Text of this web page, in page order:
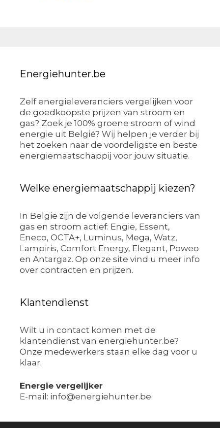
Energiehunter.be
Zelf energieleveranciers vergelijken voor
de goedkoopste prijzen van stroom en
gas? Zoek je 100% groene stroom of wind
energie uit België? Wij helpen je verder bij
het zoeken naar de voordeligste en beste
energiemaatschappij voor jouw situatie.
Welke energiemaatschappij kiezen?
In België zijn de volgende leveranciers van
gas en stroom actief: Engie, Essent,
Eneco, OCTA+, Luminus, Mega, Watz,
Lampiris, Comfort Energy, Elegant, Poweo
en Antargaz. Op onze site vind u meer info
over contracten en prijzen.
Klantendienst
Wilt u in contact komen met de
klantendienst van energiehunter.be?
Onze medewerkers staan elke dag voor u
klaar.
Energie vergelijker
E-mail: info@energiehunter.be